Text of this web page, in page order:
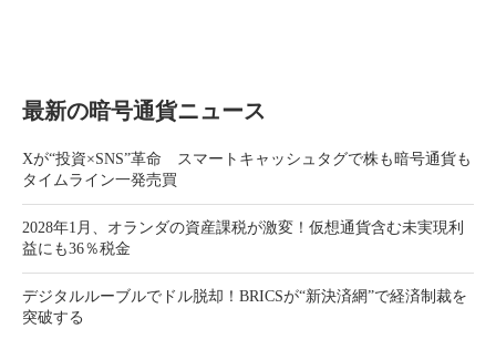
最新の暗号通貨ニュース
Xが“投資×SNS”革命 スマートキャッシュタグで株も暗号通貨も
タイムライン一発売買
2028年1月、オランダの資産課税が激変！仮想通貨含む未実現利
益にも36％税金
デジタルルーブルでドル脱却！BRICSが“新決済網”で経済制裁を
突破する